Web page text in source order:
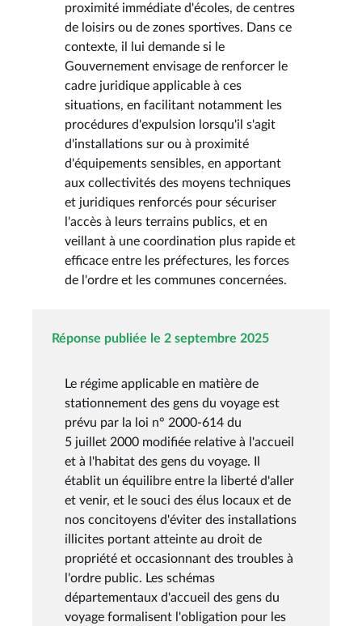
proximité immédiate d'écoles, de centres
de loisirs ou de zones sportives. Dans ce
contexte, il lui demande si le
Gouvernement envisage de renforcer le
cadre juridique applicable à ces
situations, en facilitant notamment les
procédures d'expulsion lorsqu'il s'agit
d'installations sur ou à proximité
d'équipements sensibles, en apportant
aux collectivités des moyens techniques
et juridiques renforcés pour sécuriser
l'accès à leurs terrains publics, et en
veillant à une coordination plus rapide et
efficace entre les préfectures, les forces
de l'ordre et les communes concernées.
Réponse publiée le 2 septembre 2025
Le régime applicable en matière de
stationnement des gens du voyage est
prévu par la loi n° 2000-614 du
5 juillet 2000 modifiée relative à l'accueil
et à l'habitat des gens du voyage. Il
établit un équilibre entre la liberté d'aller
et venir, et le souci des élus locaux et de
nos concitoyens d'éviter des installations
illicites portant atteinte au droit de
propriété et occasionnant des troubles à
l'ordre public. Les schémas
départementaux d'accueil des gens du
voyage formalisent l'obligation pour les